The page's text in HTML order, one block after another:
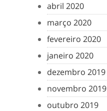
abril 2020
março 2020
fevereiro 2020
janeiro 2020
dezembro 2019
novembro 2019
outubro 2019